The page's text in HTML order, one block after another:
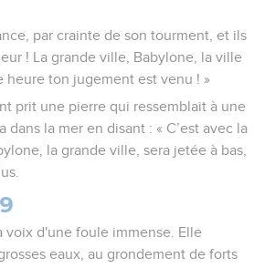
par crainte de son tourment, et ils
! La grande ville, Babylone, la ville
heure ton jugement est venu ! »
prit une pierre qui ressemblait à une
la mer en disant : « C’est avec la
la grande ville, sera jetée à bas,
voix d'une foule immense. Elle
eaux, au grondement de forts